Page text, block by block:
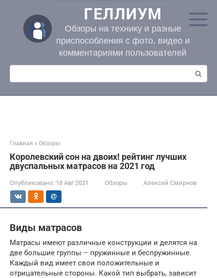
контенту
ГЕЛЛИУМ
Обзоры на технику и разные
приспособления с фото, видео и
комментариями пользователей
Поиск:
Главная » Обзоры
Королевский сон на двоих! рейтинг лучших
двуспальных матрасов на 2021 год
Опубликовано: 18 Авг 2021 Обзоры Алексей Смирнов
Виды матрасов
Матрасы имеют различные конструкции и делятся на
две большие группы – пружинные и беспружинные.
Каждый вид имеет свои положительные и
отрицательные стороны. Какой тип выбрать, зависит